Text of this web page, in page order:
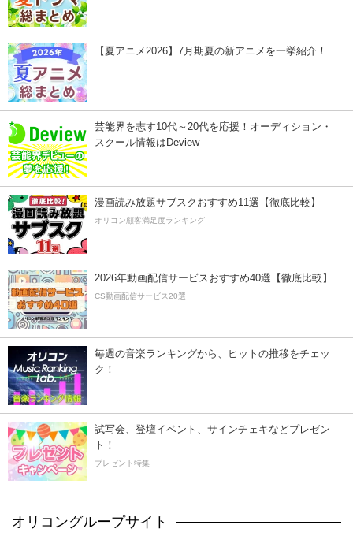
【夏アニメ2026】7月期夏の新アニメを一挙紹介！
芸能界を志す10代～20代を応援！オーディション・
スクール情報はDeview
漫画読み放題サブスクおすすめ11選【徹底比較】
オリコン顧客満足度ランキング
2026年動画配信サービスおすすめ40選【徹底比較】
CS動画配信サービス20選
毎週の音楽ランキングから、ヒットの推移をチェッ
ク！
試写会、登壇イベント、サインチェキなどプレゼン
ト！
プレゼント特集
オリコングループサイト